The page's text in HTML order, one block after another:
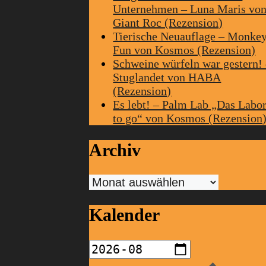
Unternehmen – Luna Maris von
Giant Roc (Rezension)
Tierische Neuauflage –
Fun von Kosmos (Rezension)
Schweine würfeln war gestern!
Stuglandet von HABA
(Rezension)
Es lebt! – Palm Lab „Das Labor
to go“ von Kosmos (Rezension)
Archiv
Archiv
Kalender